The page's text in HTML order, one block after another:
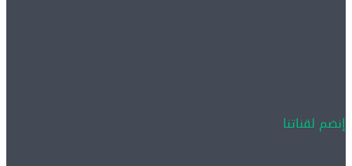
إنضم لقناتنا